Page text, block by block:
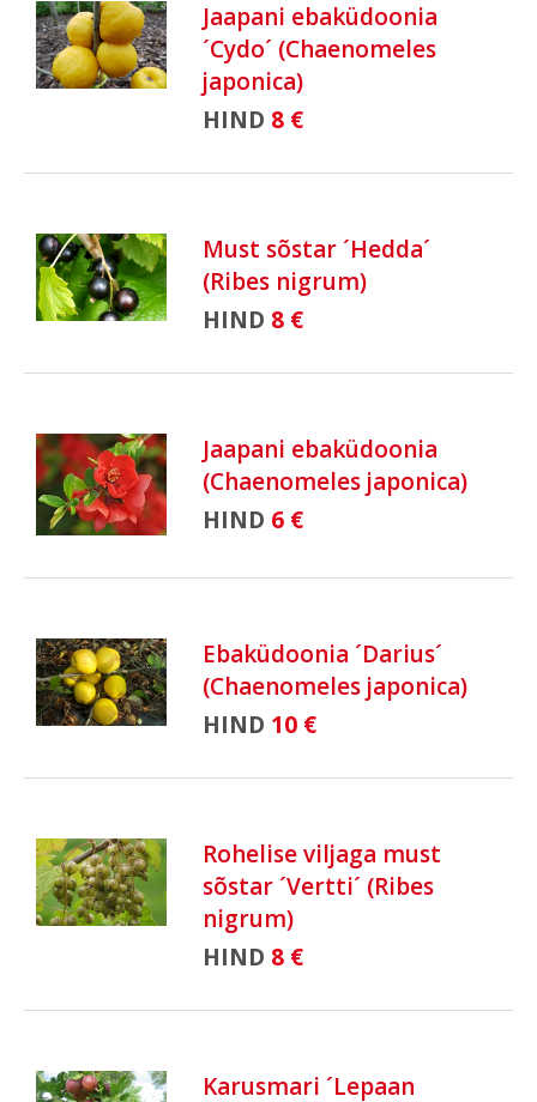
Jaapani ebaküdoonia
´Cydo´ (Chaenomeles
japonica)
HIND 8 €
Must sõstar ´Hedda´
(Ribes nigrum)
HIND 8 €
Jaapani ebaküdoonia
(Chaenomeles japonica)
HIND 6 €
Ebaküdoonia ´Darius´
(Chaenomeles japonica)
HIND 10 €
Rohelise viljaga must
sõstar ´Vertti´ (Ribes
nigrum)
HIND 8 €
Karusmari ´Lepaan